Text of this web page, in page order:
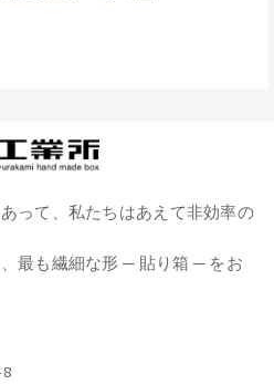
って、私たちはあえて非効率の
最も繊細な形 ─ 貼り箱 ─ をお